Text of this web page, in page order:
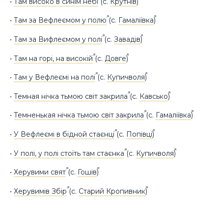
• Там за Вефлеємом у полю(с. Гамаліївка)
• Там за Вифлеємом у полі(с. Завадів)
• Там на горі, на високій(с. Довге)
• Там у Вефлеємі на полі(с. Купичволя)
• Темная нічка тьмою світ закрила(с. Кавсько)
• Темненькая нічка тьмою світ закрила(с. Гамаліївка)
• У Вефлеємі в бідной стаєнці(с. Попівці)
• У полі, у полі стоїть там стаєнка(с. Купичволя)
• Херувими свят(с. Гошів)
• Херувимів Збір(с. Старий Кропивник)